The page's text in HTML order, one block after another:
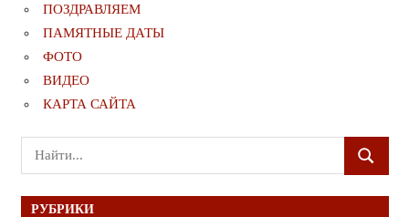
ПОЗДРАВЛЯЕМ
ПАМЯТНЫЕ ДАТЫ
ФОТО
ВИДЕО
КАРТА САЙТА
Поиск
для:
ПОИСК
РУБРИКИ